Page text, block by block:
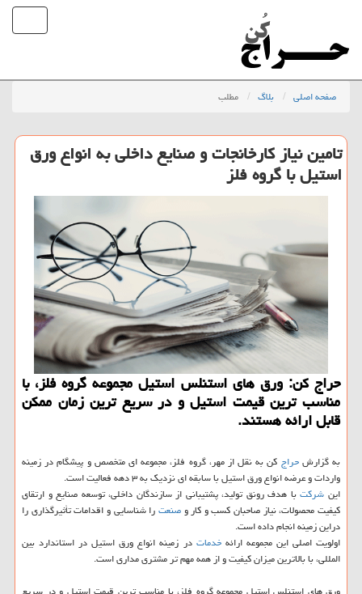
صفحه اصلی بلاگ مطلب
تامین نیاز كارخانجات و صنایع داخلی به انواع ورق
استیل با گروه فلز
حراج كن: ورق های استنلس استیل مجموعه گروه فلز، با
مناسب ترین قیمت استیل و در سریع ترین زمان ممكن
قابل ارائه هستند.
به گزارشحراج كن به نقل از مهر، گروه فلز، مجموعه ای متخصص و پیشگام در زمینه
واردات و عرضه انواع ورق استیل با سابقه ای نزدیك به ۳ دهه فعالیت است.
این شركتبا هدف رونق تولید، پشتیبانی از سازندگان داخلی، توسعه صنایع و ارتقای
كیفیت محصولات، نیاز صاحبان كسب و كار وصنعترا شناسایی و اقدامات تأثیرگذاری را
دراین زمینه انجام داده است.
اولویت اصلی این مجموعه ارائهخدمات در زمینه انواع ورق استیل در استاندارد بین
المللی، با بالاترین میزان كیفیت و از همه مهم تر مشتری مداری است.